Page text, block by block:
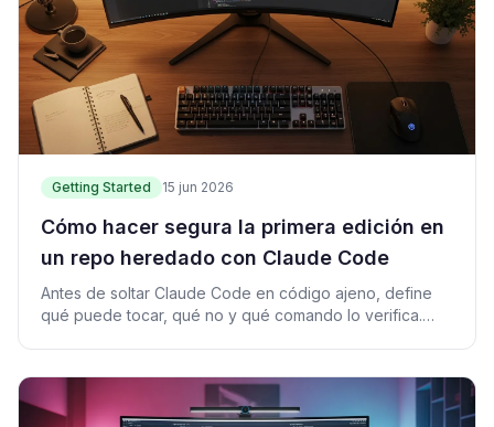
Getting Started 15 jun 2026
Cómo hacer segura la primera edición en
un repo heredado con Claude Code
Antes de soltar Claude Code en código ajeno, define
qué puede tocar, qué no y qué comando lo verifica.